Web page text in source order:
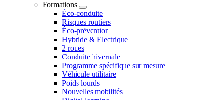
Formations
Éco-conduite
Risques routiers
Éco-prévention
Hybride & Electrique
2 roues
Conduite hivernale
Programme spécifique sur mesure
Véhicule utilitaire
Poids lourds
Nouvelles mobilités